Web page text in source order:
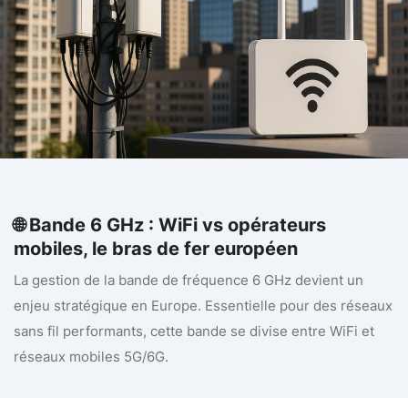
5G/6G
23/11/2025 19:30
🌐 Bande 6 GHz : WiFi vs opérateurs
mobiles, le bras de fer européen
La gestion de la bande de fréquence 6 GHz devient un
enjeu stratégique en Europe. Essentielle pour des réseaux
sans fil performants, cette bande se divise entre WiFi et
réseaux mobiles 5G/6G.